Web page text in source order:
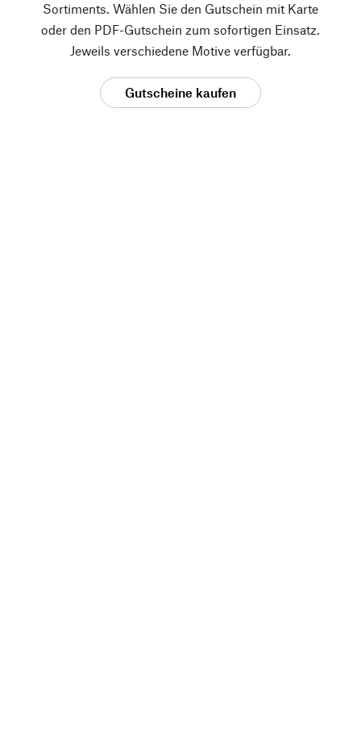
Sortiments. Wählen Sie den Gutschein mit Karte
oder den PDF-Gutschein zum sofortigen Einsatz.
Jeweils verschiedene Motive verfügbar.
Gutscheine kaufen